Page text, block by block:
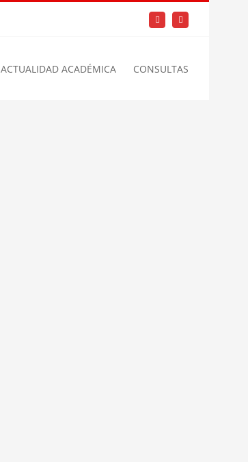
FacebookInstagram
ACTUALIDAD ACADÉMICA CONSULTAS